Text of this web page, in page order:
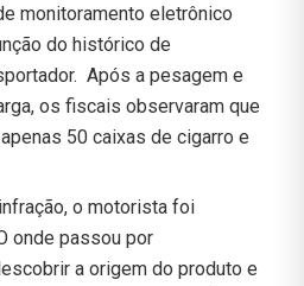
monitoramento eletrônico
do histórico de
Após a pesagem e
os fiscais observaram que
50 caixas de cigarro e
o motorista foi
onde passou por
a origem do produto e